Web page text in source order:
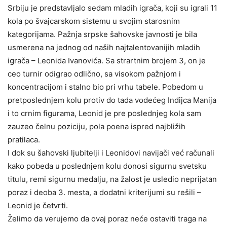
Srbiju je predstavljalo sedam mladih igrača, koji su igrali 11
kola po švajcarskom sistemu u svojim starosnim
kategorijama. Pažnja srpske šahovske javnosti je bila
usmerena na jednog od naših najtalentovanijih mladih
igrača – Leonida Ivanovića. Sa strartnim brojem 3, on je
ceo turnir odigrao odlično, sa visokom pažnjom i
koncentracijom i stalno bio pri vrhu tabele. Pobedom u
pretposlednjem kolu protiv do tada vodećeg Indijca Manija
i to crnim figurama, Leonid je pre poslednjeg kola sam
zauzeo čelnu poziciju, pola poena ispred najbližih
pratilaca.
I dok su šahovski ljubitelji i Leonidovi navijači već računali
kako pobeda u poslednjem kolu donosi sigurnu svetsku
titulu, remi sigurnu medalju, na žalost je usledio neprijatan
poraz i deoba 3. mesta, a dodatni kriterijumi su rešili –
Leonid je četvrti.
Želimo da verujemo da ovaj poraz neće ostaviti traga na